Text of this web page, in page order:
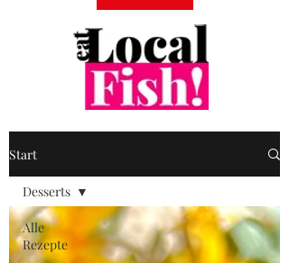
Start
Alle
Rezepte
Desserts